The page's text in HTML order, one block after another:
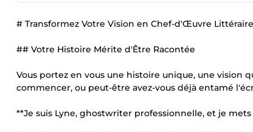
# Transformez Votre Vision en Chef-d'Œuvre Littéraire
## Votre Histoire Mérite d'Être Racontée
Vous portez en vous une histoire unique, une vision
commencer, ou peut-être avez-vous déjà entamé
**Je suis Lyne, ghostwriter professionnelle, et je